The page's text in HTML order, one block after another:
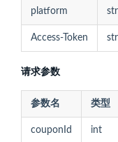
platform
Access-Token
请求参数
参数名 类型
couponId int